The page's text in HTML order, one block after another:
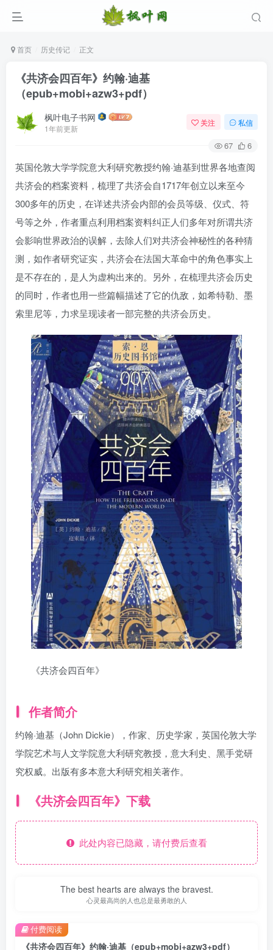
首页 历史传记 正文
《共济会四百年》约翰·迪基
（epub+mobi+azw3+pdf）
枫叶电子书网
1年前更新
关注 私信
67 6
英国伦敦大学学院意大利研究教授约翰·迪基到世界各地查阅
共济会的档案资料，梳理了共济会自1717年创立以来至今
300多年的历史，在详述共济会内部的会员等级、仪式、符
号等之外，作者重点利用档案资料纠正人们多年对所谓共济
会影响世界政治的误解，去除人们对共济会神秘性的各种猜
测，如作者研究证实，共济会在法国大革命中的角色事实上
是不存在的，是人为虚构出来的。另外，在梳理共济会历史
的同时，作者也用一些篇幅描述了它的仇敌，如希特勒、墨
索里尼等，力求呈现读者一部完整的共济会历史。
《共济会四百年》
作者简介
约翰·迪基（John Dickie），作家、历史学家，英国伦敦大学
学院艺术与人文学院意大利研究教授，意大利史、黑手党研
究权威。出版有多本意大利研究相关著作。
《共济会四百年》下载
此处内容已隐藏，请付费后查看
The best hearts are always the bravest.
心灵最高尚的人也总是最勇敢的人
《共济会四百年》约翰·迪基（epub+mobi+azw3+pdf）
付费阅读
登录
没有账号？立即注册
用户名/手机号/邮箱
登录密码
记住登录 找回密码 |免密登录
登录
社交账号登录